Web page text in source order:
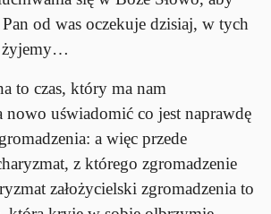
od was oczekuje dzisiaj, w tych
żyjemy…
to czas, który ma nam
nowo uświadomić co jest naprawdę
a więc przede
z którego zgromadzenie
założycielski zgromadzenia to